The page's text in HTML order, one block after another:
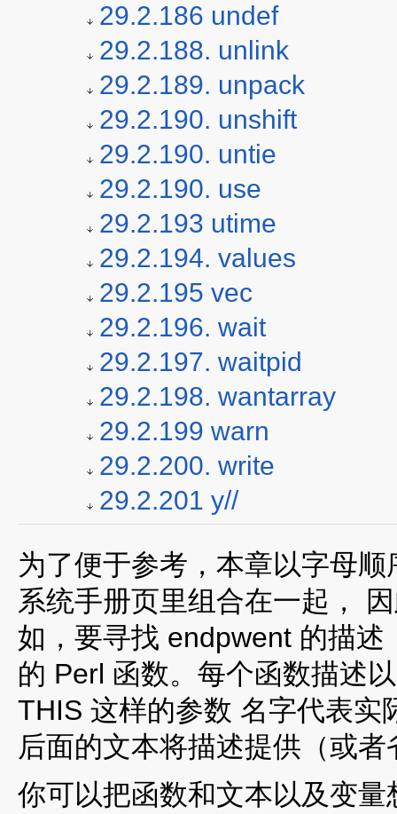
29.2.186 undef
29.2.188. unlink
29.2.189. unpack
29.2.190. unshift
29.2.190. untie
29.2.190. use
29.2.193 utime
29.2.194. values
29.2.195 vec
29.2.196. wait
29.2.197. waitpid
29.2.198. wantarray
29.2.199 warn
29.2.200. write
29.2.201 y//
为了便于参考，本章以字母
系统手册页里组合在一起，
如，要寻找 endpwent 的描
的 Perl 函数。每个函数描述
THIS 这样的参数 名字代表实
后面的文本将描述提供（或
你可以把函数和文本以及变